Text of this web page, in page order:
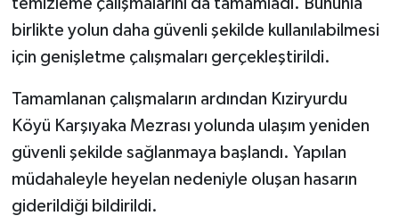
birlikte yolun daha güvenli şekilde kullanılabilmesi
için genişletme çalışmaları gerçekleştirildi.
Tamamlanan çalışmaların ardından Kıziryurdu
Köyü Karşıyaka Mezrası yolunda ulaşım yeniden
güvenli şekilde sağlanmaya başlandı. Yapılan
müdahaleyle heyelan nedeniyle oluşan hasarın
giderildiği bildirildi.